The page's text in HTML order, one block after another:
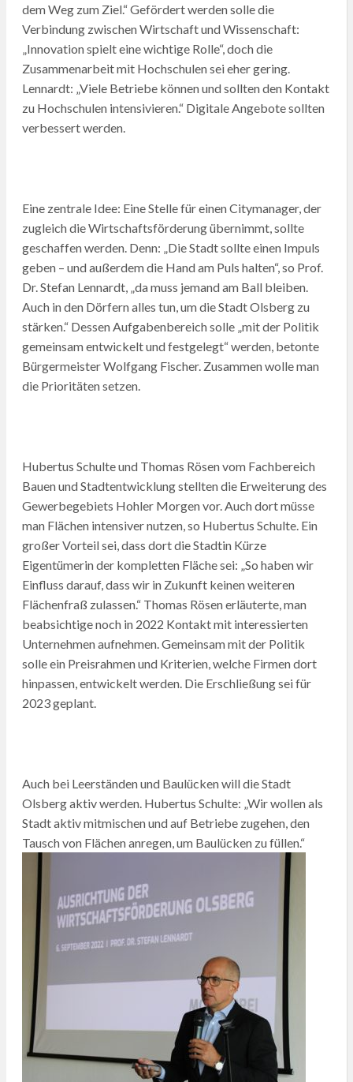
dem Weg zum Ziel.“ Gefördert werden solle die
Verbindung zwischen Wirtschaft und Wissenschaft:
„Innovation spielt eine wichtige Rolle“, doch die
Zusammenarbeit mit Hochschulen sei eher gering.
Lennardt: „Viele Betriebe können und sollten den Kontakt
zu Hochschulen intensivieren.“ Digitale Angebote sollten
verbessert werden.
Eine zentrale Idee: Eine Stelle für einen Citymanager, der
zugleich die Wirtschaftsförderung übernimmt, sollte
geschaffen werden. Denn: „Die Stadt sollte einen Impuls
geben – und außerdem die Hand am Puls halten“, so Prof.
Dr. Stefan Lennardt, „da muss jemand am Ball bleiben.
Auch in den Dörfern alles tun, um die Stadt Olsberg zu
stärken.“ Dessen Aufgabenbereich solle „mit der Politik
gemeinsam entwickelt und festgelegt“ werden, betonte
Bürgermeister Wolfgang Fischer. Zusammen wolle man
die Prioritäten setzen.
Hubertus Schulte und Thomas Rösen vom Fachbereich
Bauen und Stadtentwicklung stellten die Erweiterung des
Gewerbegebiets Hohler Morgen vor. Auch dort müsse
man Flächen intensiver nutzen, so Hubertus Schulte. Ein
großer Vorteil sei, dass dort die Stadtin Kürze
Eigentümerin der kompletten Fläche sei: „So haben wir
Einfluss darauf, dass wir in Zukunft keinen weiteren
Flächenfraß zulassen.“ Thomas Rösen erläuterte, man
beabsichtige noch in 2022 Kontakt mit interessierten
Unternehmen aufnehmen. Gemeinsam mit der Politik
solle ein Preisrahmen und Kriterien, welche Firmen dort
hinpassen, entwickelt werden. Die Erschließung sei für
2023 geplant.
Auch bei Leerständen und Baulücken will die Stadt
Olsberg aktiv werden. Hubertus Schulte: „Wir wollen als
Stadt aktiv mitmischen und auf Betriebe zugehen, den
Tausch von Flächen anregen, um Baulücken zu füllen.“